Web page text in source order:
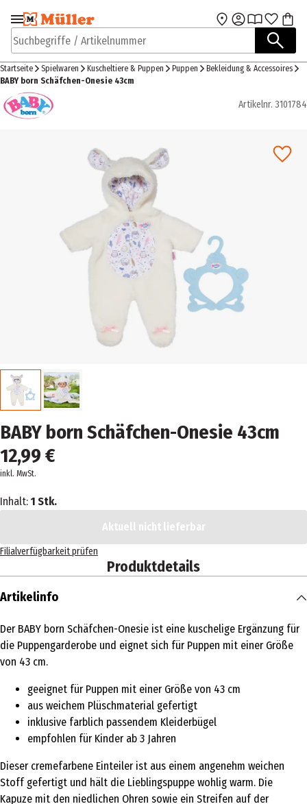
Zur Navigation
springen
Zum Hauptinhalt
Suchbegriffe / Artikelnummer
Startseite Spielwaren Kuscheltiere & Puppen Puppen
Bekleidung & Accessoires
BABY born Schäfchen-Onesie 43cm
Artikelnr. 3101784
BABY born Schäfchen-Onesie 43cm
12,99 €
inkl. MwSt.
Inhalt: 1 Stk.
Aktuell nicht lieferbar
Filialverfügbarkeit prüfen
Produktdetails
Artikelinfo
Der BABY born Schäfchen-Onesie ist eine kuschelige Ergänzung für
die Puppengarderobe und eignet sich für Puppen mit einer Größe
von 43 cm.
geeignet für Puppen mit einer Größe von 43 cm
aus weichem Plüschmaterial gefertigt
inklusive farblich passendem Kleiderbügel
empfohlen für Kinder ab 3 Jahren
Dieser cremefarbene Einteiler ist aus einem angenehm weichen
Stoff gefertigt und hält die Lieblingspuppe wohlig warm. Die
Kapuze mit den niedlichen Ohren sowie ein Streifen auf der